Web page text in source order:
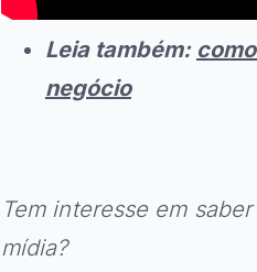
Leia também:
negócio
Tem interesse em
mídia?